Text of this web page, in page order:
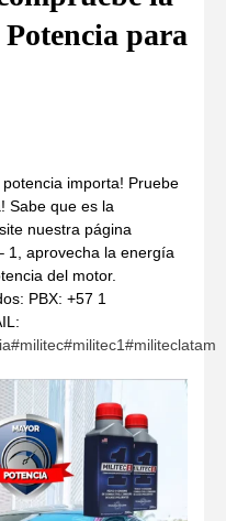
para
importa! Pruebe
Sabe que es la
nuestra página
1, aprovecha la energía
del motor.
PBX: +57 1
#militec#militec1#militeclatam